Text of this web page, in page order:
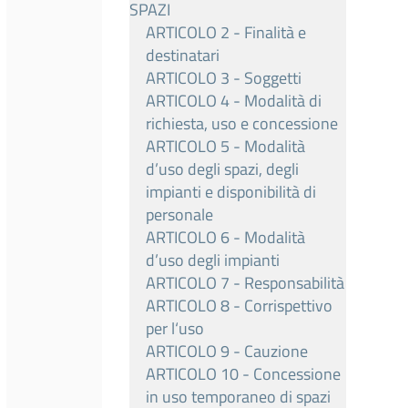
SPAZI
ARTICOLO 2 - Finalità e
destinatari
ARTICOLO 3 - Soggetti
ARTICOLO 4 - Modalità di
richiesta, uso e concessione
ARTICOLO 5 - Modalità
d’uso degli spazi, degli
impianti e disponibilità di
personale
ARTICOLO 6 - Modalità
d’uso degli impianti
ARTICOLO 7 - Responsabilità
ARTICOLO 8 - Corrispettivo
per l‘uso
ARTICOLO 9 - Cauzione
ARTICOLO 10 - Concessione
in uso temporaneo di spazi